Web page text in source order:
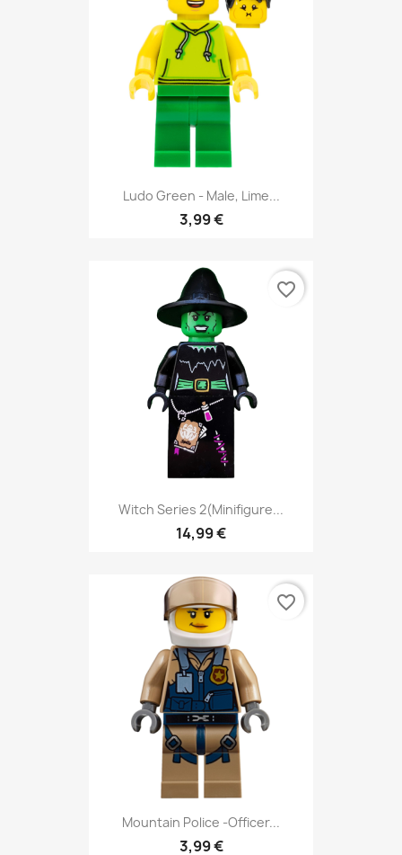
Ludo Green - Male, Lime...
3,99 €
Witch Series 2(Minifigure...
14,99 €
favorite_border
Mountain Police -Officer...
3,99 €
favorite_border